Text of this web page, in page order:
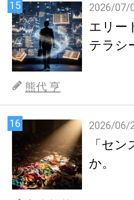
15 2026/07/
エリー
テラシ
熊代 亨
16 2026/06/
「セ
か。